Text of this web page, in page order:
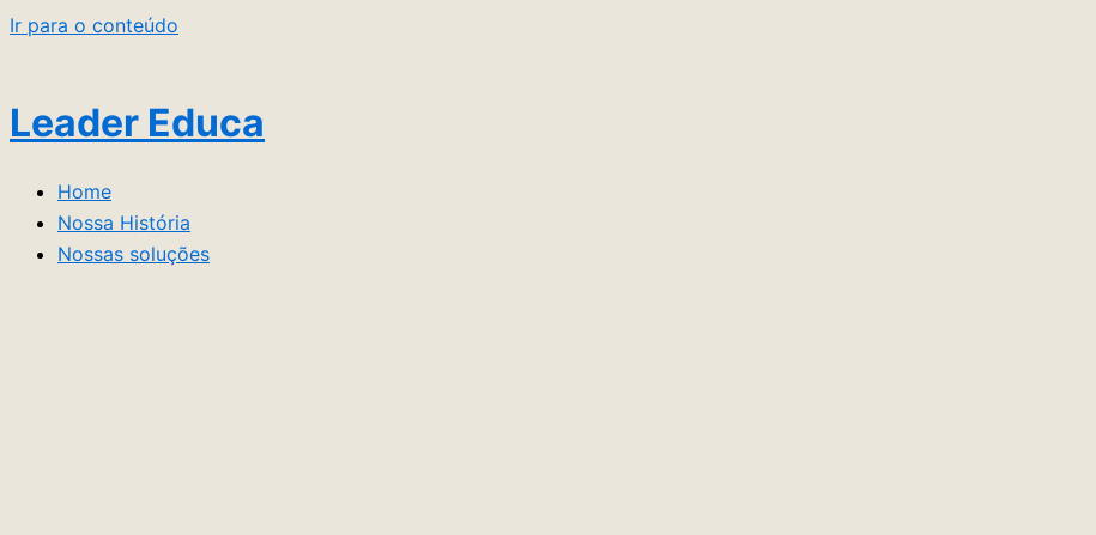
Ir para o conteúdo
Leader Educa
Home
Nossa História
Nossas soluções